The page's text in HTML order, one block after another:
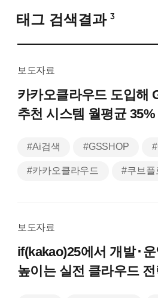
태그 검색결과 3
보도자료
카카오클라우드 도입해
추천 시스템 월평균
#Ai검색 #GSSHOP
#카카오클라우드 #쿠브플
보도자료
if(kakao)25에서개발⬝
높이는 실전 클라우드